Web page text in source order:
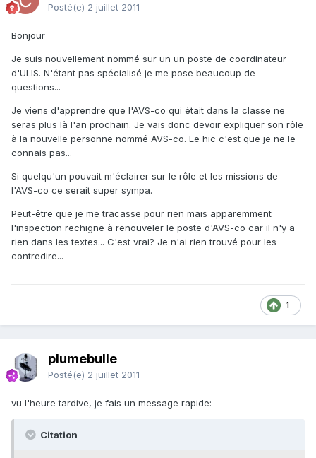
Posté(e) 2 juillet 2011
Bonjour
Je suis nouvellement nommé sur un un poste de coordinateur
d'ULIS. N'étant pas spécialisé je me pose beaucoup de
questions...
Je viens d'apprendre que l'AVS-co qui était dans la classe ne
seras plus là l'an prochain. Je vais donc devoir expliquer son rôle
à la nouvelle personne nommé AVS-co. Le hic c'est que je ne le
connais pas...
Si quelqu'un pouvait m'éclairer sur le rôle et les missions de
l'AVS-co ce serait super sympa.
Peut-être que je me tracasse pour rien mais apparemment
l'inspection rechigne à renouveler le poste d'AVS-co car il n'y a
rien dans les textes... C'est vrai? Je n'ai rien trouvé pour les
contredire...
1
plumebulle
Posté(e) 2 juillet 2011
vu l'heure tardive, je fais un message rapide:
Citation